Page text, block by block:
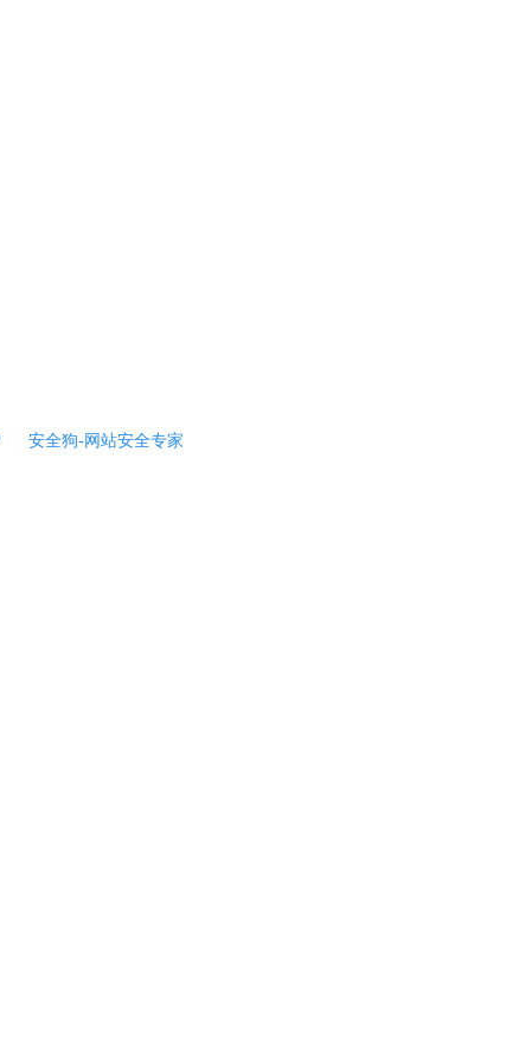
安全狗-网站安全专家